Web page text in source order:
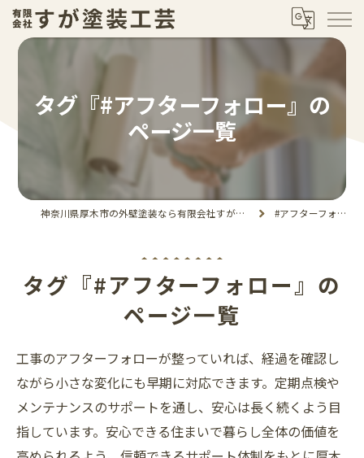
タグ『#アフターフォロー』の
ページ一覧
神奈川県厚木市の外壁塗装なら有限会社すが塗装工芸 #アフターフォロー
タグ『#アフターフォロー』の
ページ一覧
工事のアフターフォローが整っていれば、経過を確認し
ながら小さな変化にも早期に対応できます。定期点検や
メンテナンスのサポートを通し、安心は長く続くよう目
指しています。安心できる住まいで暮らし全体の価値を